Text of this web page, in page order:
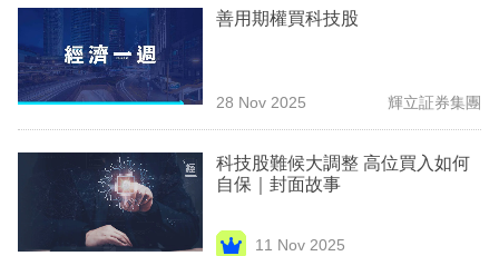
欄
訂
閱
區
善用期權買科技股
28 Nov 2025 輝立証券集團
科技股難候大調整 高位買入如何
自保｜封面故事
11 Nov 2025